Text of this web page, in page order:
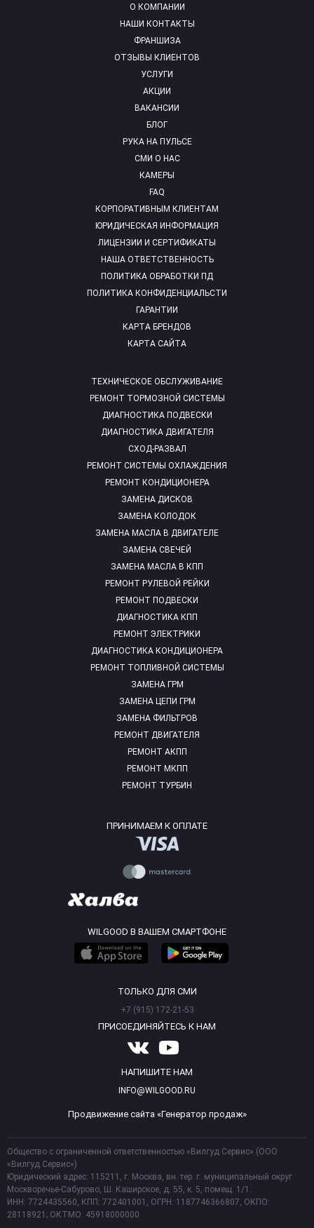
О КОМПАНИИ
НАШИ КОНТАКТЫ
ФРАНШИЗА
ОТЗЫВЫ КЛИЕНТОВ
УСЛУГИ
АКЦИИ
ВАКАНСИИ
БЛОГ
РУКА НА ПУЛЬСЕ
СМИ О НАС
КАМЕРЫ
FAQ
ТЕХНИЧЕСКОЕ ОБСЛУЖИВАНИЕ
РЕМОНТ ТОРМОЗНОЙ СИСТЕМЫ
ДИАГНОСТИКА ПОДВЕСКИ
ДИАГНОСТИКА ДВИГАТЕЛЯ
СХОД-РАЗВАЛ
РЕМОНТ СИСТЕМЫ ОХЛАЖДЕНИЯ
РЕМОНТ КОНДИЦИОНЕРА
ЗАМЕНА ДИСКОВ
ЗАМЕНА КОЛОДОК
ЗАМЕНА МАСЛА В ДВИГАТЕЛЕ
ЗАМЕНА СВЕЧЕЙ
ЗАМЕНА МАСЛА В КПП
РЕМОНТ РУЛЕВОЙ РЕЙКИ
РЕМОНТ ПОДВЕСКИ
ДИАГНОСТИКА КПП
РЕМОНТ ЭЛЕКТРИКИ
ДИАГНОСТИКА КОНДИЦИОНЕРА
РЕМОНТ ТОПЛИВНОЙ СИСТЕМЫ
ЗАМЕНА ГРМ
ЗАМЕНА ЦЕПИ ГРМ
ЗАМЕНА ФИЛЬТРОВ
РЕМОНТ ДВИГАТЕЛЯ
РЕМОНТ АКПП
РЕМОНТ МКПП
РЕМОНТ ТУРБИН
КОРПОРАТИВНЫМ КЛИЕНТАМ
ЮРИДИЧЕСКАЯ ИНФОРМАЦИЯ
ЛИЦЕНЗИИ И СЕРТИФИКАТЫ
НАША ОТВЕТСТВЕННОСТЬ
ПОЛИТИКА ОБРАБОТКИ ПД
ПОЛИТИКА КОНФИДЕНЦИАЛЬСТИ
ГАРАНТИИ
КАРТА БРЕНДОВ
КАРТА САЙТА
ПРИНИМАЕМ К ОПЛАТЕ
WILGOOD В ВАШЕМ СМАРТФОНЕ
ТОЛЬКО ДЛЯ СМИ
+7 (915) 172-21-53
ПРИСОЕДИНЯЙТЕСЬ К НАМ
НАПИШИТЕ НАМ
INFO@WILGOOD.RU
Продвижение сайта «Генератор продаж»
Общество с ограниченной ответственностью «Вилгуд Сервис» (ООО
«Вилгуд Сервис»)
Юридический адрес: 115211, г. Москва, вн. тер. г. муниципальный округ
Москворечье-Сабурово, Ш. Каширское, д. 55, к. 5, помещ. 1/1.
ИНН: 7724435560, КПП: 772401001, ОГРН: 1187746366807, ОКПО:
28118921; ОКТМО: 45918000000